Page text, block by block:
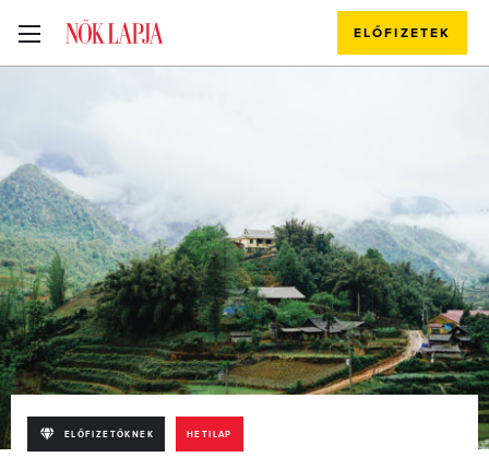
ELŐFIZETEK
ELŐFIZETŐKNEK HETILAP